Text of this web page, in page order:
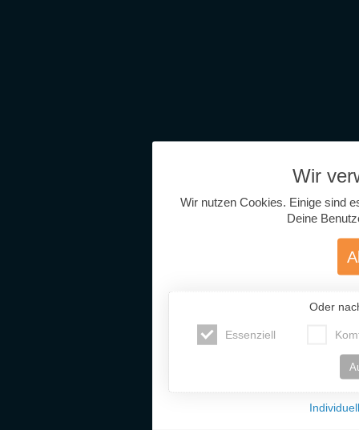
Wir
Wir nutzen Cookies. Einige sind
Deine
Oder
Essenziell